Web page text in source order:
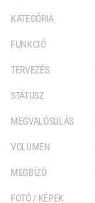
KATEGÓRIA
FUNKCIÓ
TERVEZÉS
STÁTUSZ
MEGVALÓSULÁS
VOLUMEN
MEGBÍZÓ
FOTÓ / KÉPEK